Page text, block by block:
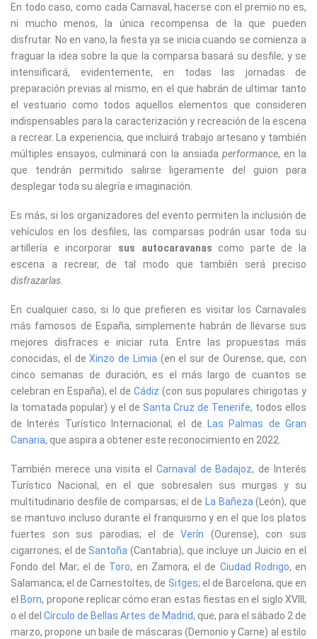
En todo caso, como cada Carnaval, hacerse con el premio no es,
ni mucho menos, la única recompensa de la que pueden
disfrutar. No en vano, la fiesta ya se inicia cuando se comienza a
fraguar la idea sobre la que la comparsa basará su desfile; y se
intensificará, evidentemente, en todas las jornadas de
preparación previas al mismo, en el que habrán de ultimar tanto
el vestuario como todos aquellos elementos que consideren
indispensables para la caracterización y recreación de la escena
a recrear. La experiencia, que incluirá trabajo artesano y también
múltiples ensayos, culminará con la ansiada performance, en la
que tendrán permitido salirse ligeramente del guion para
desplegar toda su alegría e imaginación.
Es más, si los organizadores del evento permiten la inclusión de
vehículos en los desfiles, las comparsas podrán usar toda su
artillería e incorporar sus autocaravanas como parte de la
escena a recrear, de tal modo que también será preciso
disfrazarlas
En cualquier caso, si lo que prefieren es visitar los Carnavales
más famosos de España, simplemente habrán de llevarse sus
mejores disfraces e iniciar ruta. Entre las propuestas más
conocidas, el deXinzo de Limia (en el sur de Ourense, que, con
cinco semanas de duración, es el más largo de cuantos se
celebran en España), el de Cádiz (con sus populares chirigotas y
la tomatada popular) y el de Santa Cruz de Tenerife, todos ellos
de Interés Turístico Internacional; el de
Las Palmas de Gran
Canaria, que aspira a obtener este reconocimiento en 2022.
También merece una visita el Carnaval de Badajoz, de Interés
Turístico Nacional, en el que sobresalen sus murgas y su
multitudinario desfile de comparsas; el de La Bañeza (León), que
se mantuvo incluso durante el franquismo y en el que los platos
fuertes son sus parodias; el deVerín (Ourense), con sus
cigarrones; el deSantoña (Cantabria), que incluye un Juicio en el
Fondo del Mar; el de Toro, en Zamora; el de Ciudad Rodrigo, en
Salamanca; el de Carnestoltes, de Sitges; el de Barcelona, que en
el Born, propone replicar cómo eran estas fiestas en el siglo XVIII;
o el delCírculo de Bellas Artes de Madrid, que, para el sábado 2 de
marzo, propone un baile de máscaras (Demonio y Carne) al estilo